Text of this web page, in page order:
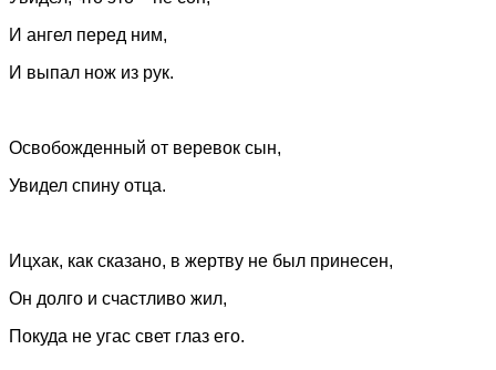
И ангел перед ним,
И выпал нож из рук.
Освобожденный от веревок сын,
Увидел спину отца.
Ицхак, как сказано, в жертву не был принесен,
Он долго и счастливо жил,
Покуда не угас свет глаз его.